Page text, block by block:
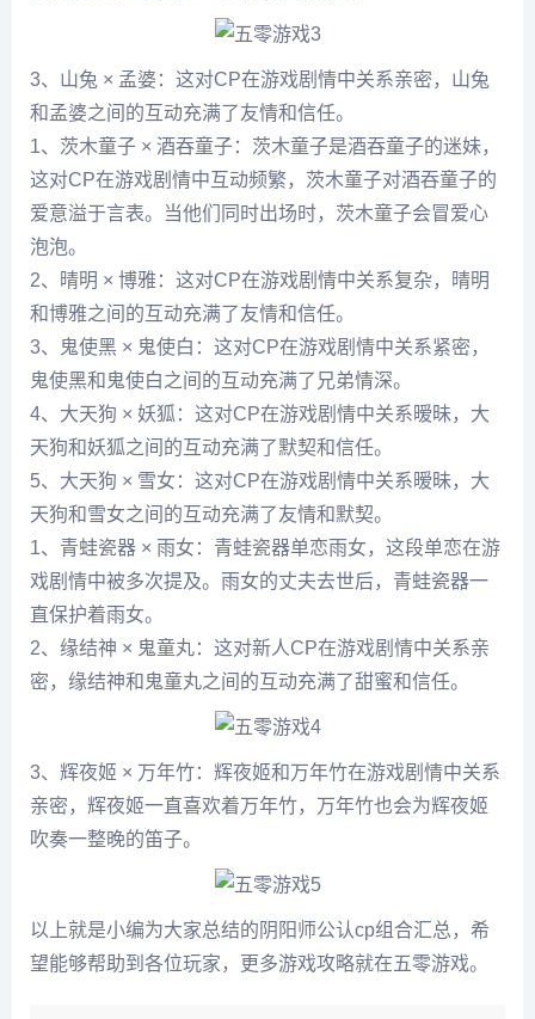
3、山兔 × 孟婆：这对CP在游戏剧情中关系亲密，山兔
和孟婆之间的互动充满了友情和信任。
1、茨木童子 × 酒吞童子：茨木童子是酒吞童子的迷妹，
这对CP在游戏剧情中互动频繁，茨木童子对酒吞童子的
爱意溢于言表。当他们同时出场时，茨木童子会冒爱心
泡泡。
2、晴明 × 博雅：这对CP在游戏剧情中关系复杂，晴明
和博雅之间的互动充满了友情和信任。
3、鬼使黑 × 鬼使白：这对CP在游戏剧情中关系紧密，
鬼使黑和鬼使白之间的互动充满了兄弟情深。
4、大天狗 × 妖狐：这对CP在游戏剧情中关系暧昧，大
天狗和妖狐之间的互动充满了默契和信任。
5、大天狗 × 雪女：这对CP在游戏剧情中关系暧昧，大
天狗和雪女之间的互动充满了友情和默契。
1、青蛙瓷器 × 雨女：青蛙瓷器单恋雨女，这段单恋在游
戏剧情中被多次提及。雨女的丈夫去世后，青蛙瓷器一
直保护着雨女。
2、缘结神 × 鬼童丸：这对新人CP在游戏剧情中关系亲
密，缘结神和鬼童丸之间的互动充满了甜蜜和信任。
3、辉夜姬 × 万年竹：辉夜姬和万年竹在游戏剧情中关系
亲密，辉夜姬一直喜欢着万年竹，万年竹也会为辉夜姬
吹奏一整晚的笛子。
以上就是小编为大家总结的阴阳师公认cp组合汇总，希
望能够帮助到各位玩家，更多游戏攻略就在五零游戏。